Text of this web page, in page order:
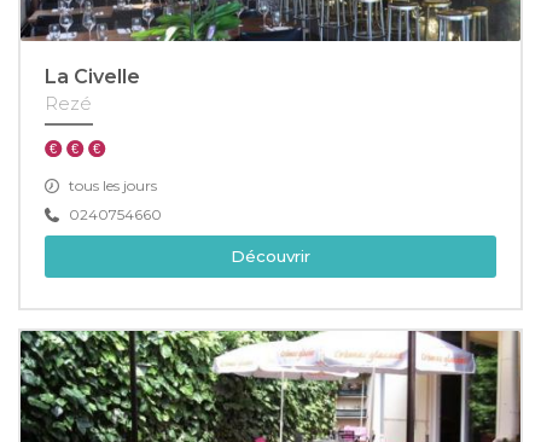
La Civelle
Rezé
tous les jours
0240754660
Découvrir